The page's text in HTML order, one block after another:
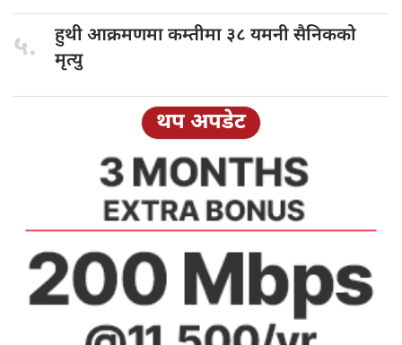
५. हुथी आक्रमणमाकम्तीमा ३८ यमनी सैनिकको
मृत्यु
थप अपडेट